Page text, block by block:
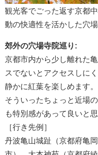
観光客でごった返す京都
動の快適性を活かした穴
郊外の穴場寺院巡り:
京都市内から少し離れた
スでないとアクセスしに
静かに紅葉を楽しめます。
そういったちょっと近場
も特別感があって良いと思
［行き先例］
丹波亀山城趾​（京都府亀